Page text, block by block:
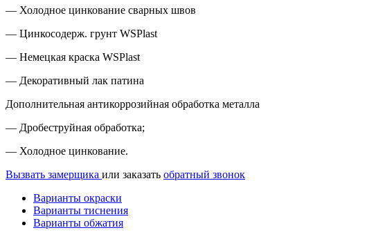
— Холодное цинкование сварных швов
— Цинкосодерж. грунт WSPlast
— Немецкая краска WSPlast
— Декоративный лак патина
Дополнительная антикоррозийная обработка металла
— Дробеструйная обработка;
— Холодное цинкование.
Вызвать замерщика или заказать обратный звонок
Варианты окраски
Варианты тиснения
Варианты обжатия